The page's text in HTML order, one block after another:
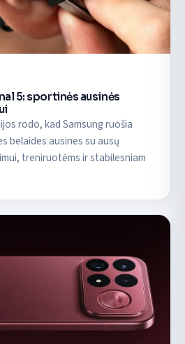
5: sportinės ausinės
rodo, kad Samsung ruošia
belaides ausines su ausų
treniruotėms ir stabilesniam